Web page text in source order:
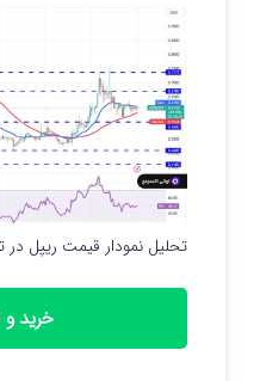
تحلیل نمودار قیمت ریپل در
خرید